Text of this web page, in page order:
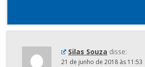
Silas Souza disse:
21 de junho de 2018 às 11:53